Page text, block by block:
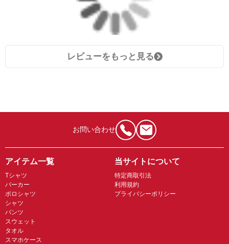
レビューをもっと見る
お問い合わせ
アイテム一覧
Tシャツ
パーカー
ポロシャツ
シャツ
パンツ
スウェット
タオル
スマホケース
当サイトについて
特定商取引法
利用規約
プライバシーポリシー